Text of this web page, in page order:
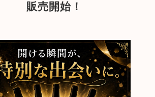
販売開始！